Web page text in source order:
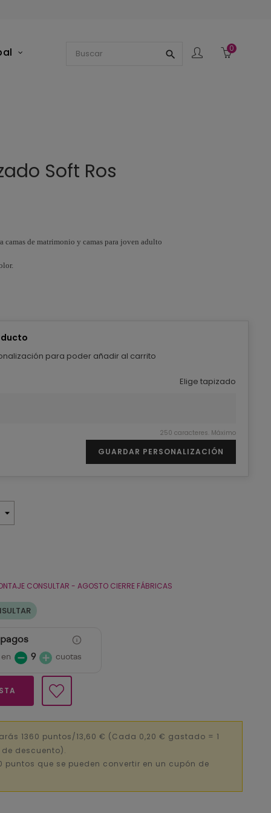
search
0
Soft Ros
camas de matrimonio y camas para joven adulto
para poder añadir al carrito
Elige tapizado
250 caracteres. Máximo
GUARDAR PERSONALIZACIÓN
CONSULTAR - AGOSTO CIERRE FÁBRICAS
9 cuotas
1360 puntos/13,60 € (Cada 0,20 € gastado = 1
de descuento).
puntos que se pueden convertir en un cupón de